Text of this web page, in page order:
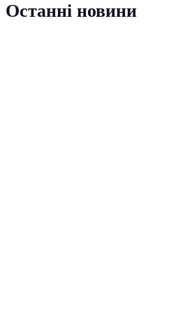
Останні новини